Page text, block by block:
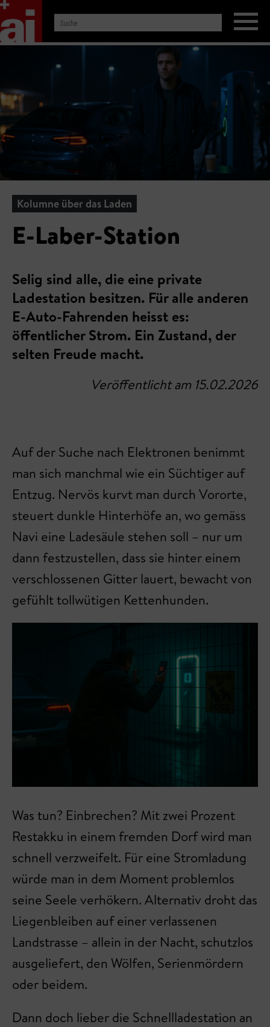
Kolumne über das Laden
E-Laber-Station
Selig sind alle, die eine private
Ladestation besitzen. Für alle anderen
E-Auto-Fahrenden heisst es:
öffentlicher Strom. Ein Zustand, der
selten Freude macht.
Veröffentlicht am 15.02.2026
Auf der Suche nach Elektronen benimmt
man sich manchmal wie ein Süchtiger auf
Entzug. Nervös kurvt man durch Vororte,
steuert dunkle Hinterhöfe an, wo gemäss
Navi eine Ladesäule stehen soll – nur um
dann festzustellen, dass sie hinter einem
verschlossenen Gitter lauert, bewacht von
gefühlt tollwütigen Kettenhunden.
Was tun? Einbrechen? Mit zwei Prozent
Restakku in einem fremden Dorf wird man
schnell verzweifelt. Für eine Stromladung
würde man in dem Moment problemlos
seine Seele verhökern. Alternativ droht das
Liegenbleiben auf einer verlassenen
Landstrasse – allein in der Nacht, schutzlos
ausgeliefert, den Wölfen, Serienmördern
oder beidem.
Dann doch lieber die Schnellladestation an